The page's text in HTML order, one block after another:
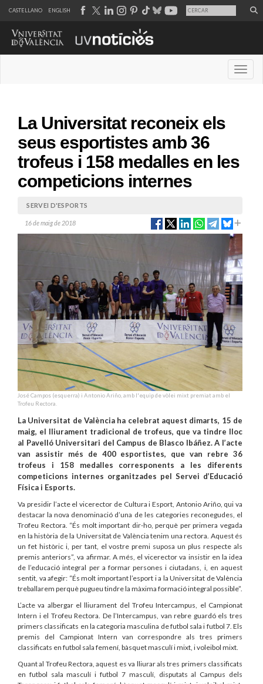
CASTELLANO ENGLISH
La Universitat reconeix els
seus esportistes amb 36
trofeus i 158 medalles en les
competicions internes
SERVEI D'ESPORTS
16 de maig de 2018
José Campos (esquerra) i Antonio Ariño, amb l'equip de vòlei mixt premiat amb el
Trofeu Rectora.
La Universitat de València ha celebrat aquest dimarts, 15 de
maig, el lliurament tradicional de trofeus, que va tindre lloc
al Pavelló Universitari del Campus de Blasco Ibáñez. A l’acte
van assistir més de 400 esportistes, que van rebre 36
trofeus i 158 medalles corresponents a les diferents
competicions internes organitzades pel Servei d’Educació
Física i Esports.
Va presidir l’acte el vicerector de Cultura i Esport, Antonio Ariño, qui va
destacar la nova denominació d’una de les categories reconegudes, el
Trofeu Rectora. “És molt important dir-ho, perquè per primera vegada
en la història de la Universitat de València tenim una rectora. Aquest és
un fet històric i, per tant, el vostre premi suposa un plus respecte als
premis anteriors”, va afirmar. A més, el vicerector va insistir en la idea
de l’educació integral per a formar persones i ciutadans, i, en aquest
sentit, va afegir: “És molt important l’esport i a la Universitat de València
treballarem perquè pugueu tindre la màxima formació integral possible”.
L’acte va albergar el lliurament del Trofeu Intercampus, el Campionat
Intern i el Trofeu Rectora. De l’Intercampus, van rebre guardó els tres
primers classificats en la categoria masculina de futbol sala i futbol 7. Els
premis del Campionat Intern van correspondre als tres primers
classificats en futbol sala femení, bàsquet masculí i mixt, i voleibol mixt.
Quant al Trofeu Rectora, aquest es va lliurar als tres primers classificats
en futbol sala masculí i futbol 7 masculí, disputats al Campus dels